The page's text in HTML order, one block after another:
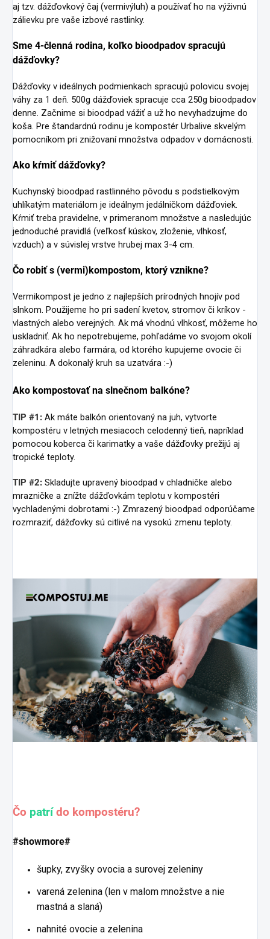
aj tzv. dážďovkový čaj (vermivýluh) a používať ho na výživnú
zálievku pre vaše izbové rastlinky.
Sme 4-členná rodina, koľko bioodpadov spracujú
dážďovky?
Dážďovky v ideálnych podmienkach spracujú polovicu svojej
váhy za 1 deň. 500g dážďoviek spracuje cca 250g bioodpadov
denne. Začnime si bioodpad vážiť a už ho nevyhadzujme do
koša. Pre štandardnú rodinu je kompostér Urbalive skvelým
pomocníkom pri znižovaní množstva odpadov v domácnosti.
Ako kŕmiť dážďovky?
Kuchynský bioodpad rastlinného pôvodu s podstielkovým
uhlíkatým materiálom je ideálnym jedálničkom dážďoviek.
Kŕmiť treba pravidelne, v primeranom množstve a nasledujúc
jednoduché pravidlá (veľkosť kúskov, zloženie, vlhkosť,
vzduch) a v súvislej vrstve hrubej max 3-4 cm.
Čo robiť s (vermi)kompostom, ktorý vznikne?
Vermikompost je jedno z najlepších prírodných hnojív pod
slnkom. Použijeme ho pri sadení kvetov, stromov či kríkov -
vlastných alebo verejných. Ak má vhodnú vlhkosť, môžeme ho
uskladniť. Ak ho nepotrebujeme, pohľadáme vo svojom okolí
záhradkára alebo farmára, od ktorého kupujeme ovocie či
zeleninu. A dokonalý kruh sa uzatvára :-)
Ako kompostovať na slnečnom balkóne?
TIP #1: Ak máte balkón orientovaný na juh, vytvorte
kompostéru v letných mesiacoch celodenný tieň, napríklad
pomocou koberca či karimatky a vaše dážďovky prežijú aj
tropické teploty.
TIP #2: Skladujte upravený bioodpad v chladničke alebo
mrazničke a znížte dážďovkám teplotu v kompostéri
vychladenými dobrotami :-) Zmrazený bioodpad odporúčame
rozmraziť, dážďovky sú citlivé na vysokú zmenu teploty.
Čo patrí do kompostéru?
#showmore#
šupky, zvyšky ovocia a surovej zeleniny
varená zelenina (len v malom množstve a nie
mastná a slaná)
nahnité ovocie a zelenina